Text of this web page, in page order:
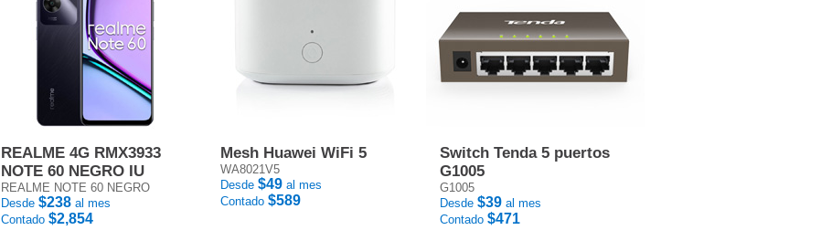
REALME 4G RMX3933
NOTE 60 NEGRO IU
REALME NOTE 60 NEGRO
Desde $238 al mes
Contado $2,854
Mesh Huawei WiFi 5
WA8021V5
Desde $49 al mes
Contado $589
Switch Tenda 5 puertos
G1005
G1005
Desde $39 al mes
Contado $471